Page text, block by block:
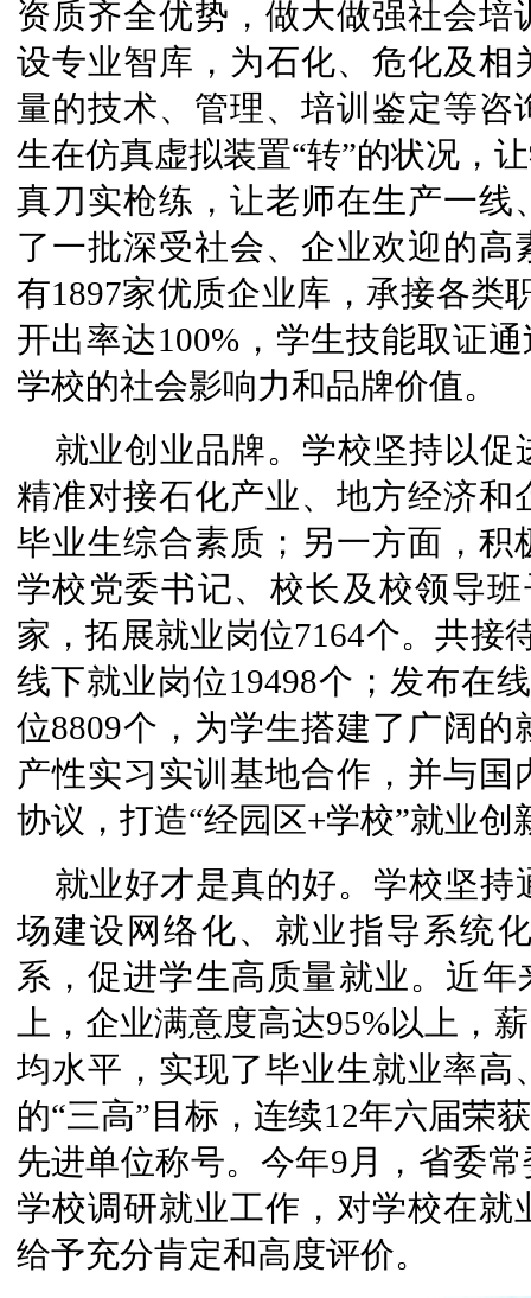
资质齐全优势，做大做强社会
设专业智库，为石化、危化及
量的技术、管理、培训鉴定等
生在仿真虚拟装置“转”的状况，
真刀实枪练，让老师在生产一
了一批深受社会、企业欢迎的
有1897家优质企业库，承接各类
开出率达100%，学生技能取证
学校的社会影响力和品牌价值。
就业创业品牌。学校坚持以
精准对接石化产业、地方经济
毕业生综合素质；另一方面，
学校党委书记、校长及校领导
家，拓展就业岗位7164个。共接
线下就业岗位19498个；发布在
位8809个，为学生搭建了广阔
产性实习实训基地合作，并与
协议，打造“经园区+学校”就业创
就业好才是真的好。学校坚
场建设网络化、就业指导系统
系，促进学生高质量就业。近
上，企业满意度高达95%以上，
均水平，实现了毕业生就业率
的“三高”目标，连续12年六届荣
先进单位称号。今年9月，省委
学校调研就业工作，对学校在
给予充分肯定和高度评价。